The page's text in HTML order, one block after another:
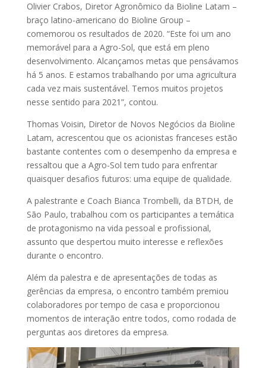
Olivier Crabos, Diretor Agronômico da Bioline Latam –
braço latino-americano do Bioline Group –
comemorou os resultados de 2020. “Este foi um ano
memorável para a Agro-Sol, que está em pleno
desenvolvimento. Alcançamos metas que pensávamos
há 5 anos. E estamos trabalhando por uma agricultura
cada vez mais sustentável. Temos muitos projetos
nesse sentido para 2021”, contou.
Thomas Voisin, Diretor de Novos Negócios da Bioline
Latam, acrescentou que os acionistas franceses estão
bastante contentes com o desempenho da empresa e
ressaltou que a Agro-Sol tem tudo para enfrentar
quaisquer desafios futuros: uma equipe de qualidade.
A palestrante e Coach Bianca Trombelli, da BTDH, de
São Paulo, trabalhou com os participantes a temática
de protagonismo na vida pessoal e profissional,
assunto que despertou muito interesse e reflexões
durante o encontro.
Além da palestra e de apresentações de todas as
gerências da empresa, o encontro também premiou
colaboradores por tempo de casa e proporcionou
momentos de interação entre todos, como rodada de
perguntas aos diretores da empresa.